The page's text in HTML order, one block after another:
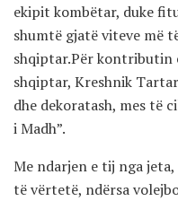
ekipit kombëtar, duke
shumtë gjatë viteve më
shqiptar.Për kontributin
shqiptar, Kreshnik
dhe dekoratash, mes të
i Madh”.
Me ndarjen e tij nga
të vërtetë, ndërsa